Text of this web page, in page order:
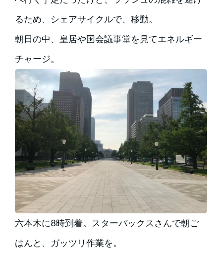
るため、シェアサイクルで、移動。
朝日の中、皇居や国会議事堂を見てエネルギー
チャージ。
六本木に8時到着。スターバックスさんで朝ご
はんと、ガッツリ作業を。